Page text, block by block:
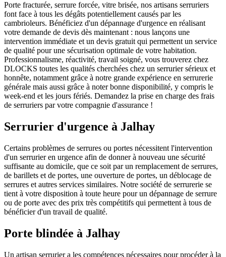
Porte fracturée, serrure forcée, vitre brisée, nos artisans serruriers
font face à tous les dégâts potentiellement causés par les
cambrioleurs. Bénéficiez d'un dépannage d'urgence en réalisant
votre demande de devis dès maintenant : nous lançons une
intervention immédiate et un devis gratuit qui permettent un service
de qualité pour une sécurisation optimale de votre habitation.
Professionnalisme, réactivité, travail soigné, vous trouverez chez
DLOCKS toutes les qualités cherchées chez un serrurier sérieux et
honnête, notamment grâce à notre grande expérience en serrurerie
générale mais aussi grâce à noter bonne disponibilité, y compris le
week-end et les jours fériés. Demandez la prise en charge des frais
de serruriers par votre compagnie d'assurance !
Serrurier d'urgence à Jalhay
Certains problèmes de serrures ou portes nécessitent l'intervention
d'un serrurier en urgence afin de donner à nouveau une sécurité
suffisante au domicile, que ce soit par un remplacement de serrures,
de barillets et de portes, une ouverture de portes, un déblocage de
serrures et autres services similaires. Notre société de serrurerie se
tient à votre disposition à toute heure pour un dépannage de serrure
ou de porte avec des prix très compétitifs qui permettent à tous de
bénéficier d'un travail de qualité.
Porte blindée à Jalhay
Un artisan serrurier a les compétences nécessaires pour procéder à la